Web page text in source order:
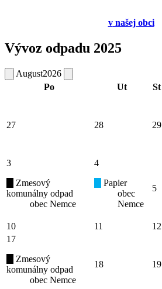
vnašej obci
Vývoz odpadu 2025
August2026
Po
Ut St
27 28 29
3
Zmesový
komunálny odpad
obec Nemce
4
Papier
obec
Nemce
5
10 11 12
17
Zmesový
komunálny odpad
obec Nemce
18 19